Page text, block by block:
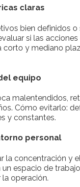
claras
bien definidos
si las
y mediano
equipo
malentendidos,
Cómo evitarlo:
y constantes.
personal
la concentración y
espacio de
operación.